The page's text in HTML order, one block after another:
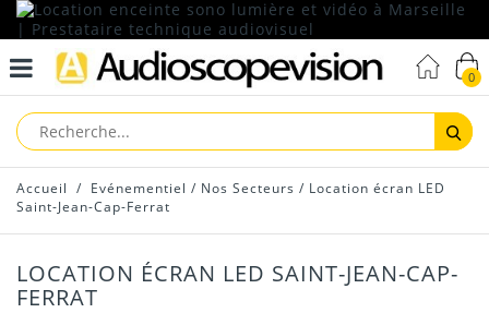
0
Accueil / Evénementiel / Nos Secteurs / Location écran LED
Saint-Jean-Cap-Ferrat
LOCATION ÉCRAN LED SAINT-JEAN-CAP-
FERRAT